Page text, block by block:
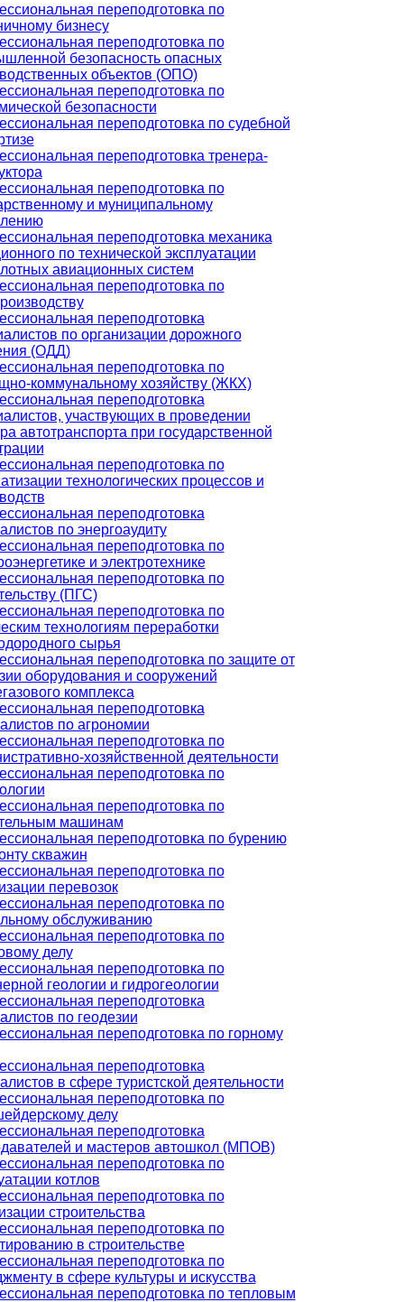
переподготовка по
бизнесу
переподготовка по
безопасность опасных
объектов (ОПО)
переподготовка по
безопасности
переподготовка по судебной
переподготовка тренера-
переподготовка по
и муниципальному
переподготовка механика
по технической эксплуатации
авиационных систем
переподготовка по
переподготовка
по организации дорожного
(ОДД)
переподготовка по
коммунальному хозяйству (ЖКХ)
переподготовка
участвующих в проведении
автотранспорта при государственной
переподготовка по
технологических процессов и
переподготовка
по энергоаудиту
переподготовка по
и электротехнике
переподготовка по
(ПГС)
переподготовка по
технологиям переработки
сырья
переподготовка по защите от
оборудования и сооружений
комплекса
переподготовка
по агрономии
переподготовка по
хозяйственной деятельности
переподготовка по
переподготовка по
машинам
переподготовка по бурению
скважин
переподготовка по
перевозок
переподготовка по
обслуживанию
переподготовка по
делу
переподготовка по
геологии и гидрогеологии
переподготовка
по геодезии
переподготовка по горному
переподготовка
в сфере туристской деятельности
переподготовка по
делу
переподготовка
и мастеров автошкол (МПОВ)
переподготовка по
котлов
переподготовка по
строительства
переподготовка по
в строительстве
переподготовка по
в сфере культуры и искусства
переподготовка по тепловым